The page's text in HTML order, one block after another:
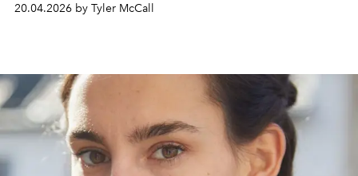
années, j’ai surtout appris comment contribuer à un
20.04.2026 by Tyler McCall